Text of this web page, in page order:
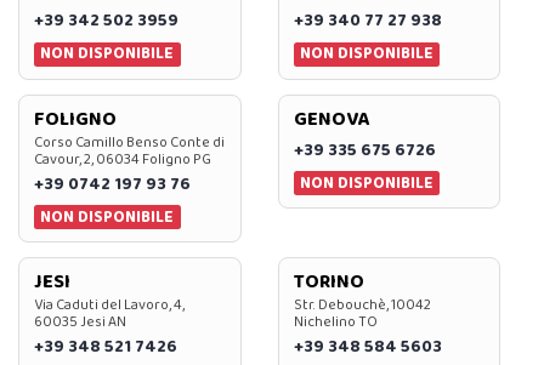
+39 342 502 3959
NON DISPONIBILE
+39 340 77 27 938
NON DISPONIBILE
FOLIGNO
Corso Camillo Benso Conte di
Cavour, 2, 06034 Foligno PG
+39 0742 197 93 76
NON DISPONIBILE
GENOVA
+39 335 675 6726
NON DISPONIBILE
JESI
Via Caduti del Lavoro, 4,
60035 Jesi AN
+39 348 521 7426
TORINO
Str. Debouchè, 10042
Nichelino TO
+39 348 584 5603